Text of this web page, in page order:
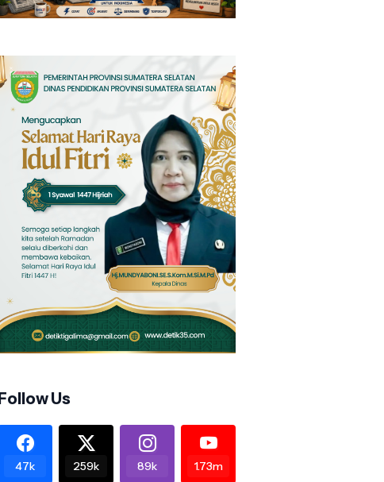
Follow Us
47k 259k 89k 1.73m